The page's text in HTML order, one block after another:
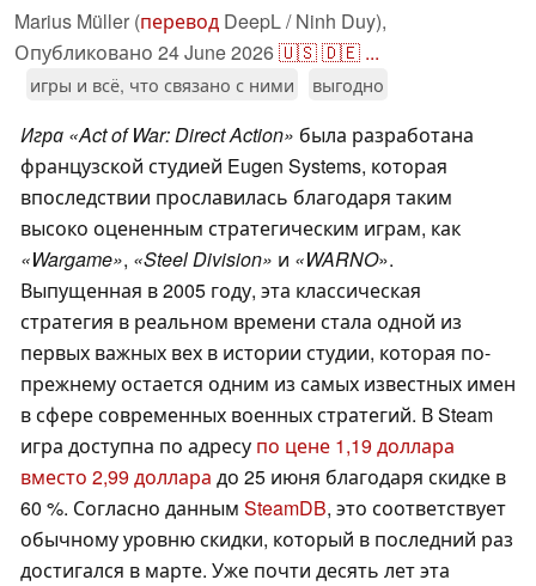
Marius Müller (перевод DeepL / Ninh Duy),
Опубликовано 24 June 2026🇺🇸🇩🇪 ...
игры и всё, что связано с ними выгодно
Игра «Act of War: Direct Action» была разработана
французской студией Eugen Systems, которая
впоследствии прославилась благодаря таким
высоко оцененным стратегическим играм, как
«Wargame», «Steel Division» и «WARNO».
Выпущенная в 2005 году, эта классическая
стратегия в реальном времени стала одной из
первых важных вех в истории студии, которая по-
прежнему остается одним из самых известных имен
в сфере современных военных стратегий. В Steam
игра доступна по адресу по цене 1,19 доллара
вместо 2,99 доллара до 25 июня благодаря скидке в
60 %. Согласно данным SteamDB, это соответствует
обычному уровню скидки, который в последний раз
достигался в марте. Уже почти десять лет эта